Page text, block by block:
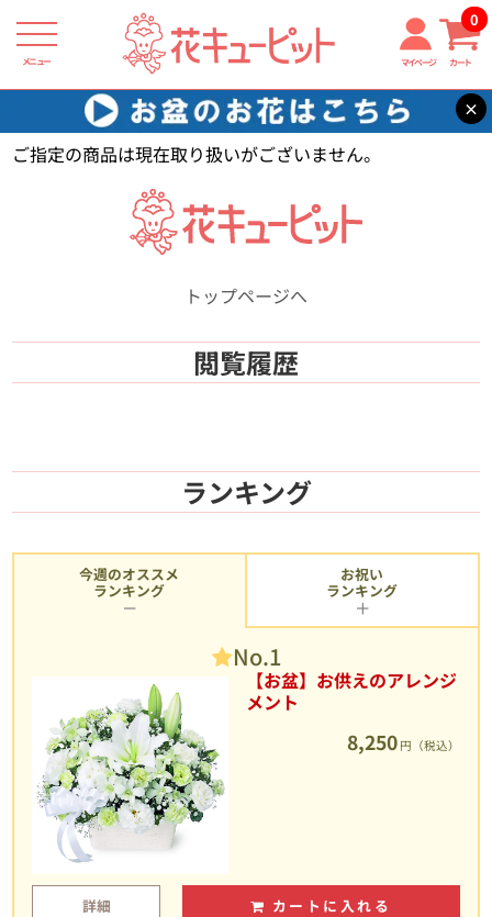
メニュー マイページ カート
0
×
花キューピット 【】
ご指定の商品は現在取り扱いがございません。
トップページへ
閲覧履歴
ランキング
今週のオススメ
ランキング
No.1
【お盆】お供えのアレンジ
メント
8,250 円（税込）
詳細 カートに入れる
お祝い
ランキング